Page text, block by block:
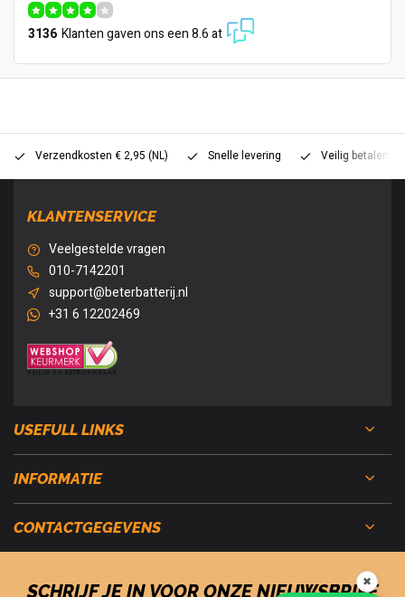
3136 Klanten gaven ons een 8.6 at
Verzendkosten € 2,95 (NL) Snelle levering Veilig betalen
KLANTENSERVICE
Veelgestelde vragen
010-7142201
support@beterbatterij.nl
+31 6 12202469
USEFULL LINKS
INFORMATIE
CONTACTGEGEVENS
SCHRIJF JE IN VOOR ONZE NIEUWSBRIEF
✖